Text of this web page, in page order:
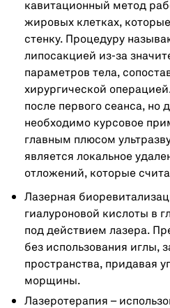
кавитационный метод
жировых клетках,
стенку. Процедуру
липосакцией из-за
параметров тела,
хирургической
после первого сеанса, но
необходимо курсовое
главным плюсом
является локальное
отложений, которые
Лазерная
гиалуроновой кислоты в
под действием лазера.
без использования иглы,
пространства, придавая
морщины.
Лазеротерапия –